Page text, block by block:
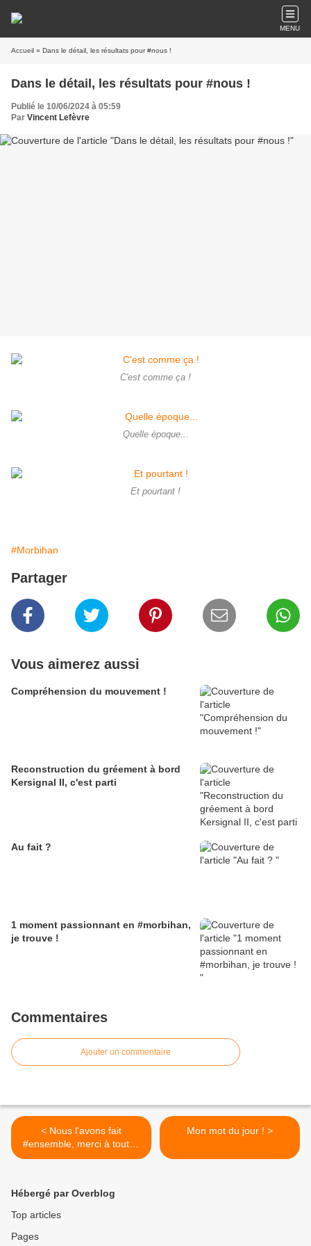
MENU
Accueil » Dans le détail, les résultats pour #nous !
Dans le détail, les résultats pour #nous !
Publié le 10/06/2024 à 05:59
Par Vincent Lefèvre
C'est comme ça !
Quelle époque...
Et pourtant !
#Morbihan
Partager
Vous aimerez aussi
Compréhension du mouvement !
Reconstruction du gréement à bord
Kersignal II, c'est parti
Au fait ?
1 moment passionnant en #morbihan,
je trouve !
Commentaires
Ajouter un commentaire
< Nous l'avons fait
#ensemble, merci à toutes
et tous pour vos
Mon mot du jour ! >
Hébergé par Overblog
Top articles
Pages